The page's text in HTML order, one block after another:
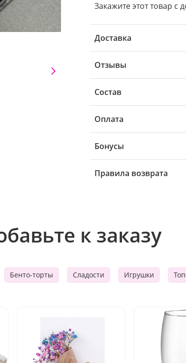
Закажите этот товар с
Доставка
Отзывы
Состав
Оплата
Бонусы
Правила возврата
к заказу
Бенто-торты Сладости Игрушки